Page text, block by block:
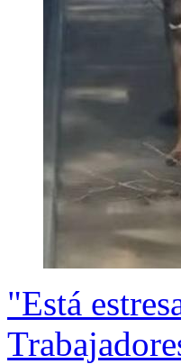
"Está